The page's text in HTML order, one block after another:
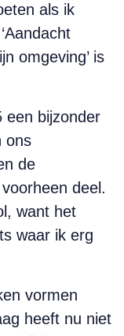
als ik
omgeving’ is
een bijzonder
ons
de
deel.
want het
waar ik erg
vormen
heeft nu niet